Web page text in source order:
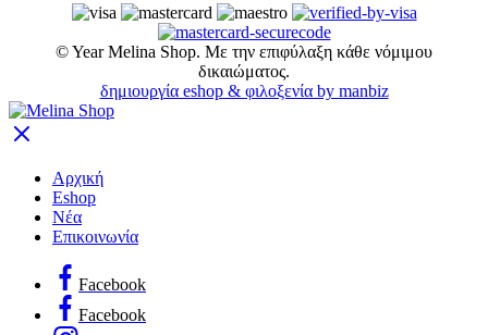
©YearMelina Shop. Με την επιφύλαξη κάθε νόμιμου
δικαιώματος.
δημιουργία eshop & φιλοξενία by manbiz
Αρχική
Eshop
Νέα
Επικοινωνία
Facebook
Facebook